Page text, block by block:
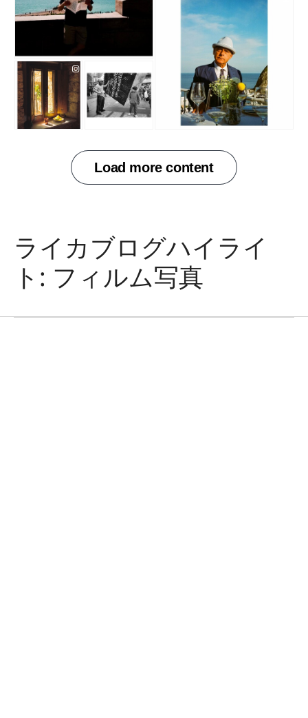
ライカブログハイライ
ト: フィルム写真
フィルム写真
Rotan Switch